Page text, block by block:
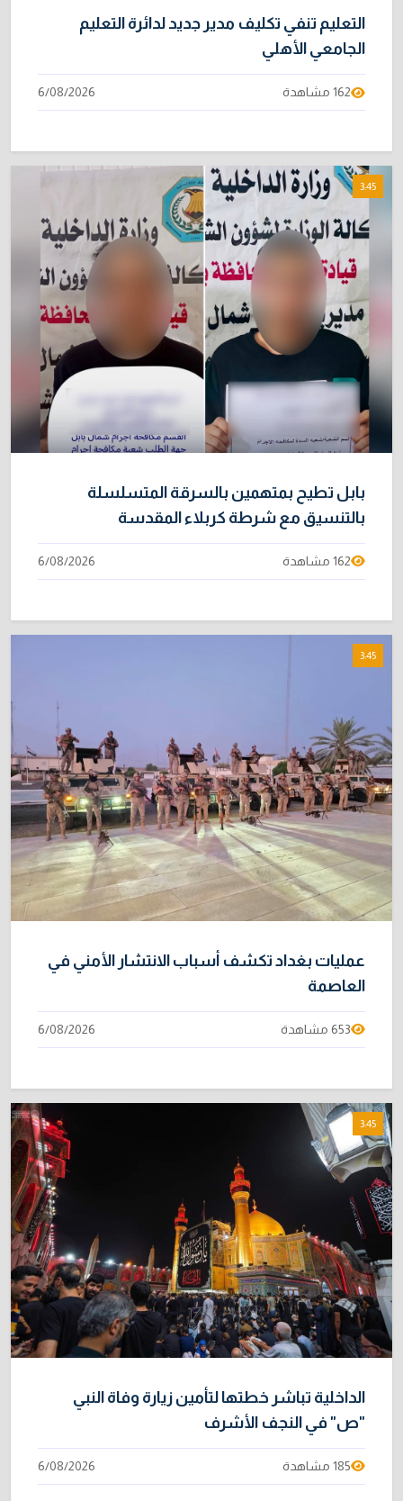
التعليم تنفي تكليف مدير جديد لدائرة التعليم
الجامعي الأهلي
162 مشاهدة 6/08/2026
3:45
بابل تطيح بمتهمين بالسرقة المتسلسلة
بالتنسيق مع شرطة كربلاء المقدسة
162 مشاهدة 6/08/2026
3:45
عمليات بغداد تكشف أسباب الانتشار الأمني في
العاصمة
653 مشاهدة 6/08/2026
3:45
الداخلية تباشر خطتها لتأمين زيارة وفاة النبي
"ص" في النجف الأشرف
185 مشاهدة 6/08/2026